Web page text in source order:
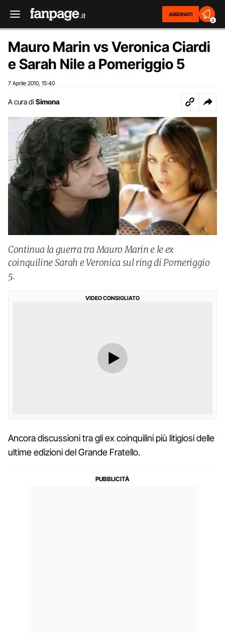
ABBONATI
2
Mauro Marin vs Veronica Ciardi
e Sarah Nile a Pomeriggio 5
7 Aprile 2010 15:40
A cura di Simona
Continua la guerra tra Mauro Marin e le ex
coinquiline Sarah e Veronica sul ring di Pomeriggio
5.
VIDEO CONSIGLIATO
Ancora discussioni tra gli ex coinquilini più litigiosi delle
ultime edizioni del Grande Fratello.